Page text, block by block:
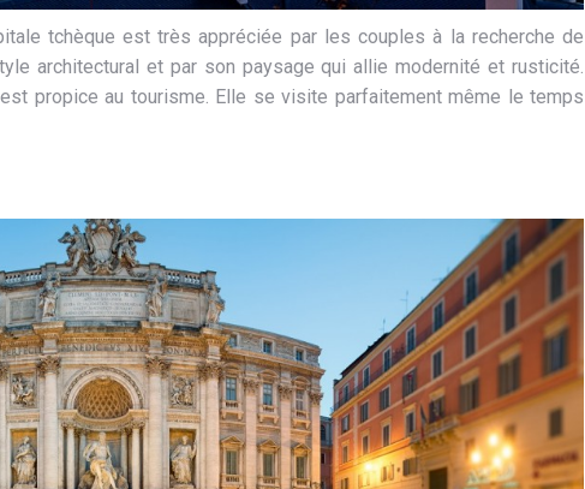
tchèque est très appréciée par les couples à la recherche de
architectural et par son paysage qui allie modernité et rusticité.
propice au tourisme. Elle se visite parfaitement même le temps